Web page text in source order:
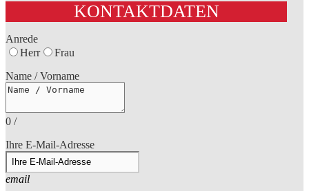
KONTAKTDATEN
Anrede
Herr
Frau
Name / Vorname
0 /
Ihre E-Mail-Adresse
email